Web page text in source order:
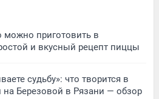
можно приготовить в
и вкусный рецепт пиццы
судьбу»: что творится в
Березовой в Рязани — обзор